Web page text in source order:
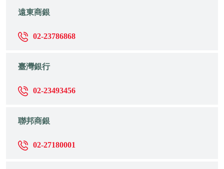
遠東商銀
02-23786868
臺灣銀行
02-23493456
聯邦商銀
02-27180001